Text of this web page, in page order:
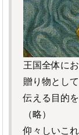
王国全体に
贈り物とし
伝える目的
（略）
仰々しいこ